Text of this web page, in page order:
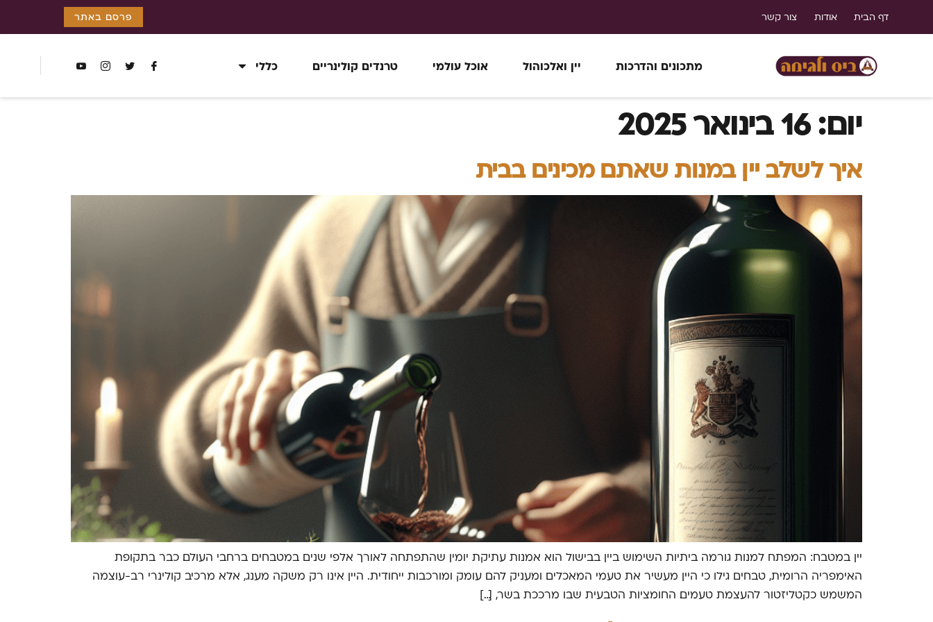
דף הבית אודות צור קשר פרסם באתר
מתכונים והדרכות יין ואלכוהול אוכל עולמי טרנדים קולינריים כללי
יום:16 בינואר 2025
איך לשלב יין במנות שאתם מכינים בבית
יין במטבח: המפתח למנות גורמה ביתיות השימוש ביין בבישול הוא אמנות עתיקת יומין שהתפתחה לאורך אלפי שנים במטבחים ברחבי העולם. כבר בתקופת
האימפריה הרומית, טבחים גילו כי היין מעשיר את טעמי המאכלים ומעניק להם עומק ומורכבות ייחודית. היין אינו רק משקה מענג, אלא מרכיב קולינרי רב-עוצמה
המשמש כקטליזטור להעצמת טעמים. החומציות הטבעית שבו מרככת בשר, […]